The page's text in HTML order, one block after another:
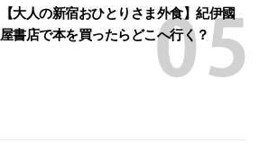
【大人の新宿おひとりさま外食】紀伊國
屋書店で本を買ったらどこへ行く？